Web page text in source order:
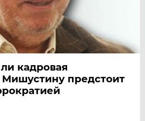
кадровая
Мишустину предстоит